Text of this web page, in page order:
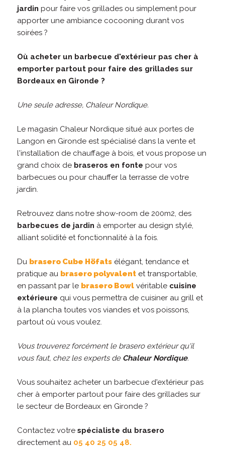
jardin pour faire vos grillades ou simplement pour
apporter une ambiance cocooning durant vos
soirées ?
Où acheter un barbecue d'extérieur pas cher à
emporter partout pour faire des grillades sur
Bordeaux en Gironde ?
Une seule adresse, Chaleur Nordique.
Le magasin Chaleur Nordique situé aux portes de
Langon en Gironde est spécialisé dans la vente et
l'installation de chauffage à bois, et vous propose un
grand choix de braseros en fonte pour vos
barbecues ou pour chauffer la terrasse de votre
jardin.
Retrouvez dans notre show-room de 200m2, des
barbecues de jardin à emporter au design stylé,
alliant solidité et fonctionnalité à la fois.
Du brasero Cube Höfatsélégant, tendance et
pratique au brasero polyvalentet transportable,
en passant par le brasero Bowlvéritable cuisine
extérieure qui vous permettra de cuisiner au grill et
à la plancha toutes vos viandes et vos poissons,
partout où vous voulez.
Vous trouverez forcément le brasero extérieur qu'il
vous faut, chez les experts de Chaleur Nordique.
Vous souhaitez acheter un barbecue d'extérieur pas
cher à emporter partout pour faire des grillades sur
le secteur de Bordeaux en Gironde ?
Contactez votre spécialiste du brasero
directement au 05 40 25 05 48.